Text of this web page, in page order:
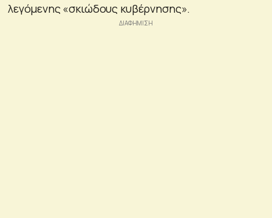
λεγόμενης «σκιώδους κυβέρνησης».